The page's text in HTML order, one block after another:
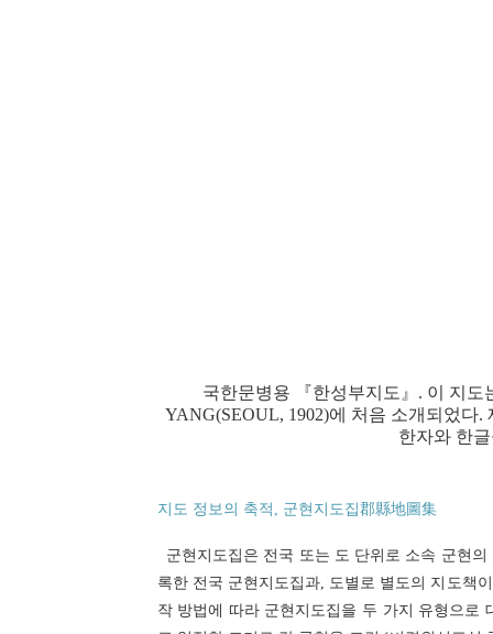
국한문병용 『한성부지도』. 이 지
YANG(SEOUL, 1902)에 처음 소개되었다
한자와 한
지도 정보의 축적, 군현지도집郡縣地圖集
군현지도집은 전국 또는 도 단위로 소속 군현
록한 전국 군현지도집과, 도별로 별도의 지도책
작 방법에 따라 군현지도집을 두 가지 유형으로